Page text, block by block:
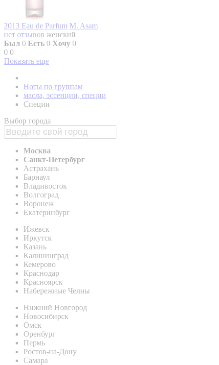
2013 Eau de Parfum M. Asam
нет отзывов женский
Был 0 Есть 0 Хочу 0
0 0
Показать еще
Ноты по группам
масла, эссенции, специи
Специи
Выбор города
Москва
Санкт-Петербург
Астрахань
Барнаул
Владивосток
Волгоград
Воронеж
Екатеринбург
Ижевск
Иркутск
Казань
Калининград
Кемерово
Краснодар
Красноярск
Набережные Челны
Нижний Новгород
Новосибирск
Омск
Оренбург
Пермь
Ростов-на-Дону
Самара